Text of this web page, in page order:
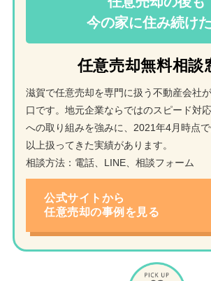
今の家に住み続け
任意売却無料相談
滋賀で任意売却を専門に扱う不動産会社
口です。地元企業ならではのスピード対
への取り組みを強みに、2021年4月時点
以上扱ってきた実績があります。
相談方法：電話、LINE、相談フォーム
公式サイトから
任意売却の事例を見る